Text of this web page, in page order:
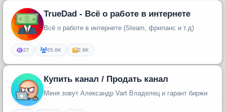
TrueDad - Всё о работе в интернете
Всё о работе в интернете (Steam, фриланс и т.д)
27 55.6K 2.8K
Купить канал / Продать канал
Меня зовут Александр Vart Владелец и гарант биржи